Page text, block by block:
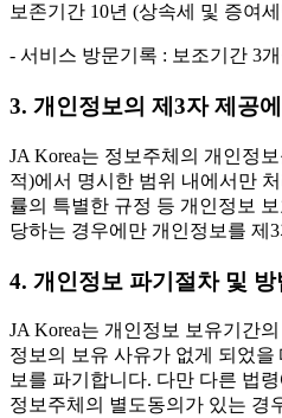
보존기간 10년 (상속세 및 증여
- 서비스 방문기록 : 보조기간 3
3. 개인정보의 제3자 제공
JA Korea는 정보주체의 개인정
적)에서 명시한 범위 내에서만
률의 특별한 규정 등 개인정보
당하는 경우에만 개인정보를 제
4. 개인정보 파기절차 및 방
JA Korea는 개인정보 보유기간
정보의 보유 사유가 없게 되었
보를 파기합니다. 다만 다른 법
정보주체의 별도동의가 있는 경